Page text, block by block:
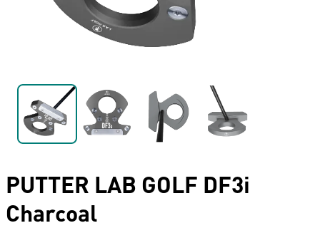
PUTTER LAB GOLF DF3i
Charcoal